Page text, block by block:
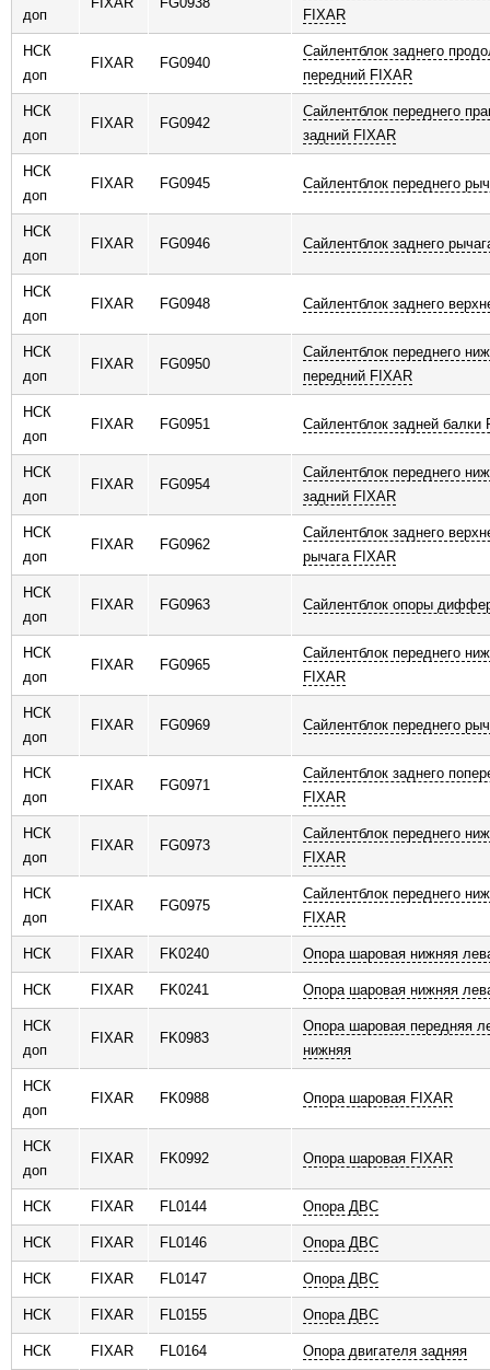
доп
FIXAR
НСК
доп
FIXAR FG0940
Сайлентблок заднего
передний FIXAR
НСК
доп
FIXAR FG0942
Сайлентблок переднего
задний FIXAR
НСК
доп
FIXAR FG0945 Сайлентблок переднего
НСК
доп
FIXAR FG0946 Сайлентблок заднего
НСК
доп
FIXAR FG0948 Сайлентблок заднего
НСК
доп
FIXAR FG0950
Сайлентблок переднего
передний FIXAR
НСК
доп
FIXAR FG0951 Сайлентблок задней балки
НСК
доп
FIXAR FG0954
Сайлентблок переднего
задний FIXAR
НСК
доп
FIXAR FG0962
Сайлентблок заднего
рычага FIXAR
НСК
доп
FIXAR FG0963 Сайлентблок опоры
НСК
доп
FIXAR FG0965
Сайлентблок переднего
FIXAR
НСК
доп
FIXAR FG0969 Сайлентблок переднего
НСК
доп
FIXAR FG0971
Сайлентблок заднего
FIXAR
НСК
доп
FIXAR FG0973
Сайлентблок переднего
FIXAR
НСК
доп
FIXAR FG0975
Сайлентблок переднего
FIXAR
НСК FIXAR FK0240 Опора шаровая нижняя
НСК FIXAR FK0241 Опора шаровая нижняя
НСК
доп
FIXAR FK0983
Опора шаровая передняя
нижняя
НСК
доп
FIXAR FK0988 Опора шаровая FIXAR
НСК
доп
FIXAR FK0992 Опора шаровая FIXAR
НСК FIXAR FL0144 Опора ДВС
НСК FIXAR FL0146 Опора ДВС
НСК FIXAR FL0147 Опора ДВС
НСК FIXAR FL0155 Опора ДВС
НСК FIXAR FL0164 Опора двигателя задняя